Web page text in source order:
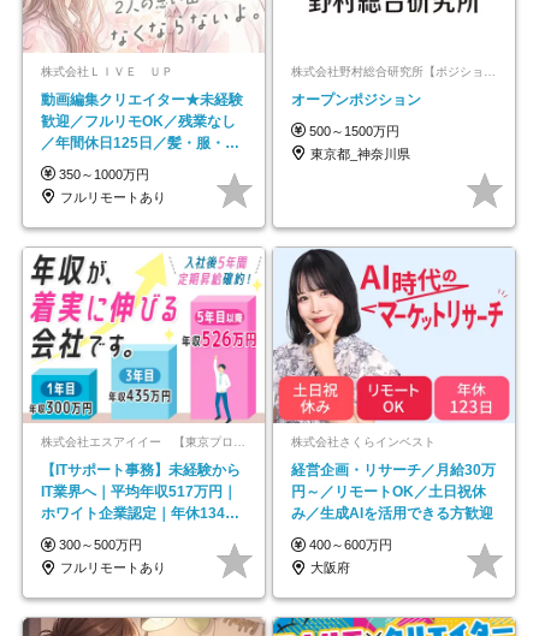
株式会社ＬＩＶＥ ＵＰ
動画編集クリエイター★未経験
歓迎／フルリモOK／残業なし
／年間休日125日／髪・服・ネ
イル自由／研修充実で安心
350～1000万円
フルリモートあり
オープンポジション
500～1500万円
東京都_神奈川県
【ITサポート事務】未経験から
IT業界へ｜平均年収517万円｜
ホワイト企業認定｜年休134日
｜リモートOK
300～500万円
フルリモートあり
株式会社さくらインベスト
経営企画・リサーチ／月給30万
円～／リモートOK／土日祝休
み／生成AIを活用できる方歓迎
400～600万円
大阪府